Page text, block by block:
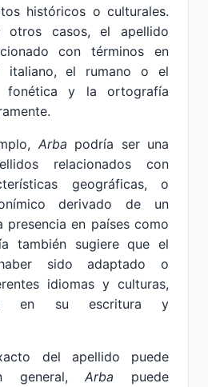
históricos o culturales.
otros casos, el apellido
con términos en
italiano, el rumano o el
fonética y la ortografía
Arba podría ser una
relacionados con
geográficas, o
derivado de un
presencia en países como
también sugiere que el
sido adaptado o
idiomas y culturas,
en su escritura y
del apellido puede
general,Arba puede